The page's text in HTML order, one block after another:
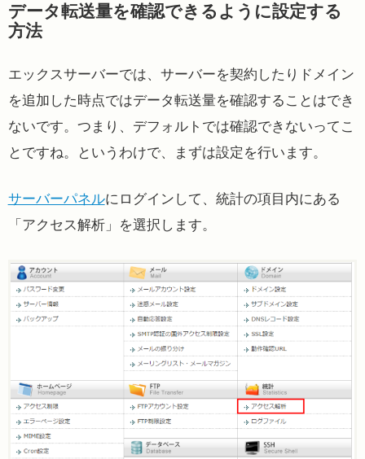
データ転送量を確認できるように設定する
方法
エックスサーバーでは、サーバーを契約したりドメイン
を追加した時点ではデータ転送量を確認することはでき
ないです。つまり、デフォルトでは確認できないってこ
とですね。というわけで、まずは設定を行います。
サーバーパネルにログインして、統計の項目内にある
「アクセス解析」を選択します。